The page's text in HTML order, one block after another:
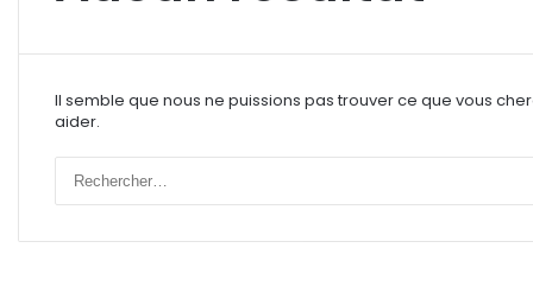
Il semble que nous ne puissions pas trouver ce que vous
aider.